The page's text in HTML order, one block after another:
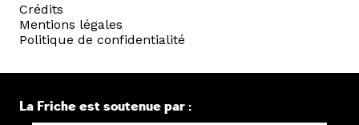
Crédits
Mentions légales
Politique de confidentialité
La Friche est soutenue par :